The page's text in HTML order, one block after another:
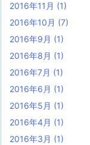
2016年11月 (1)
2016年10月 (7)
2016年9月 (1)
2016年8月 (1)
2016年7月 (1)
2016年6月 (1)
2016年5月 (1)
2016年4月 (1)
2016年3月 (1)